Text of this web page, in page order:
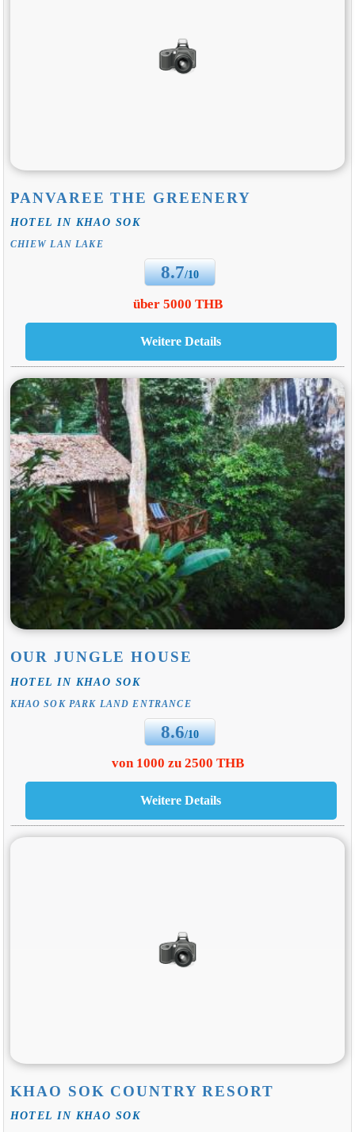
PANVAREE THE GREENERY
HOTEL IN KHAO SOK
CHIEW LAN LAKE
8.7/10
über 5000 THB
OUR JUNGLE HOUSE
HOTEL IN KHAO SOK
KHAO SOK PARK LAND ENTRANCE
8.6/10
von 1000 zu 2500 THB
KHAO SOK COUNTRY RESORT
HOTEL IN KHAO SOK